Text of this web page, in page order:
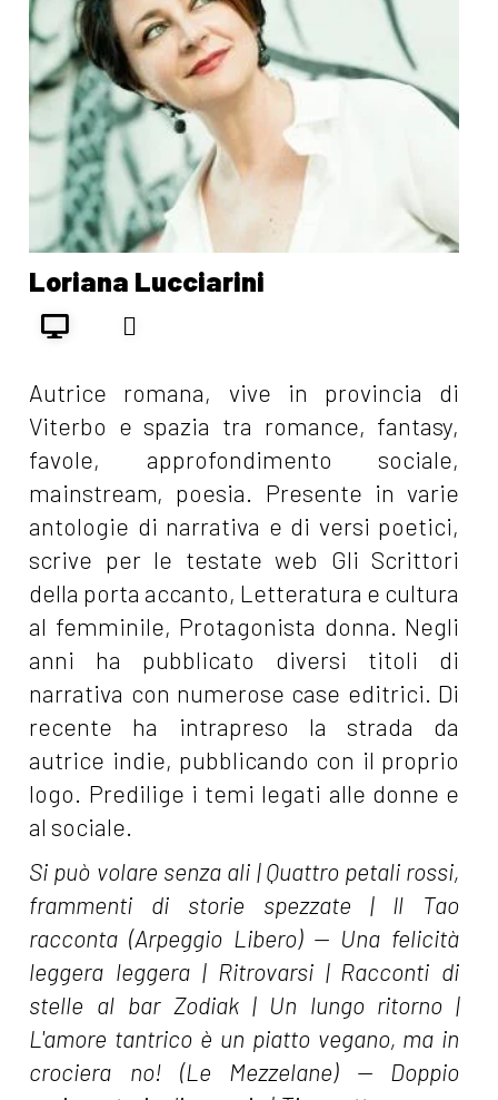
Gennaio 2021
[08]
Recensione: I legami
sottili dell'anima, di Loriana
Lucciarini
Loriana Lucciarini